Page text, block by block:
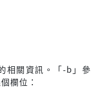
相關資訊。「-b」參
欄位：